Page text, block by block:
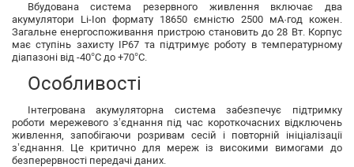
Вбудована система резервного живлення включає два
акумулятори Li-Ion формату 18650 ємністю 2500 мА·год кожен.
Загальне енергоспоживання пристрою становить до 28 Вт. Корпус
має ступінь захисту IP67 та підтримує роботу в температурному
діапазоні від -40°C до +70°C.
Особливості
Інтегрована акумуляторна система забезпечує підтримку
роботи мережевого з’єднання під час короткочасних відключень
живлення, запобігаючи розривам сесій і повторній ініціалізації
з’єднання. Це критично для мереж із високими вимогами до
безперервності передачі даних.